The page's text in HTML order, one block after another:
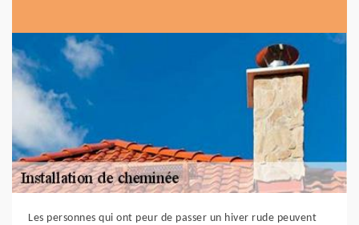
Les personnes qui ont peur de passer un hiver rude peuvent